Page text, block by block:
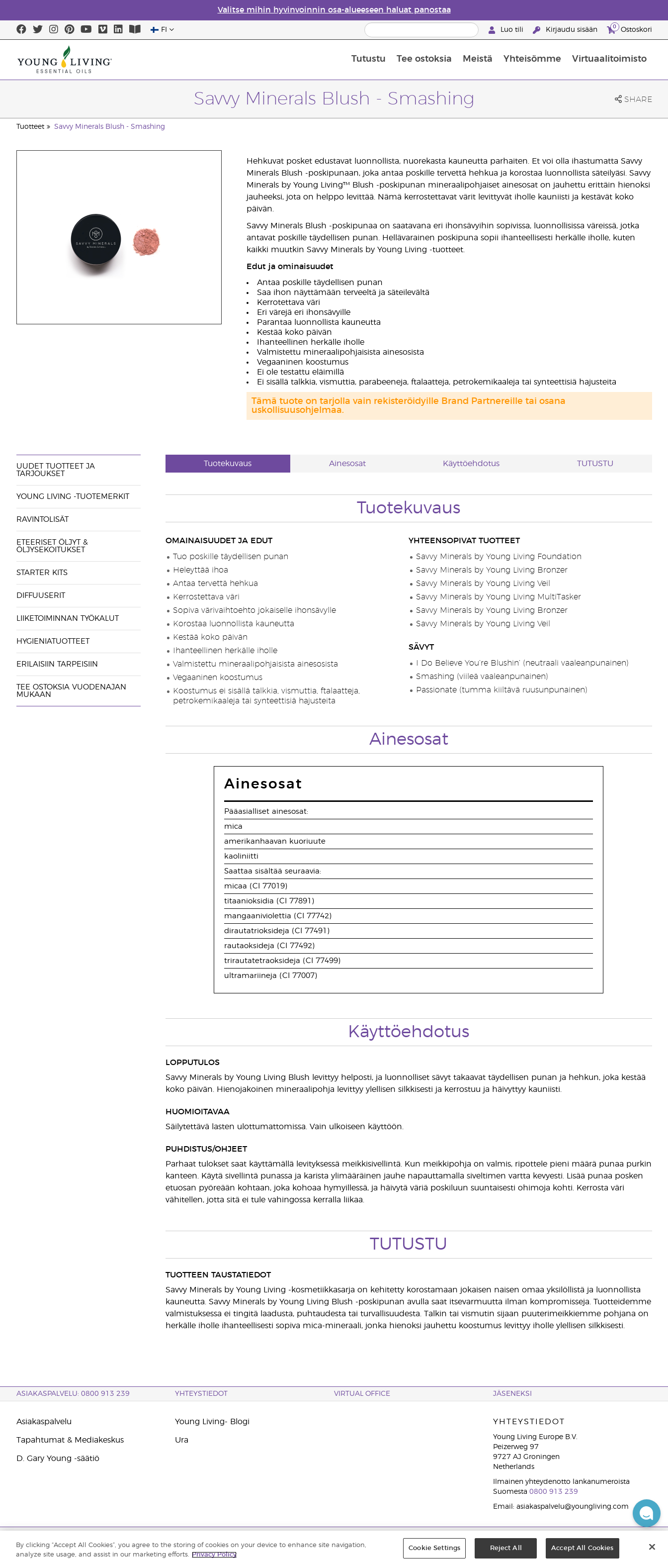
Valitse mihin hyvinvoinnin osa-alueeseen haluat panostaa
FI Luo tili Kirjaudu sisään 0 Ostoskori
Tutustu Tee ostoksia Meistä Yhteisömme Virtuaalitoimisto
Savvy Minerals Blush - Smashing SHARE
Tuotteet Savvy Minerals Blush - Smashing
Hehkuvat posket edustavat luonnollista, nuorekasta kauneutta parhaiten. Et voi olla ihastumatta Savvy
Minerals Blush -poskipunaan, joka antaa poskille tervettä hehkua ja korostaa luonnollista säteilyäsi. Savvy
Minerals by Young Living™ Blush -poskipunan mineraalipohjaiset ainesosat on jauhettu erittäin hienoksi
jauheeksi, jota on helppo levittää. Nämä kerrostettavat värit levittyvät iholle kauniisti ja kestävät koko
päivän.
Savvy Minerals Blush -poskipunaa on saatavana eri ihonsävyihin sopivissa, luonnollisissa väreissä, jotka
antavat poskille täydellisen punan. Hellävarainen poskipuna sopii ihanteellisesti herkälle iholle, kuten
kaikki muutkin Savvy Minerals by Young Living -tuotteet.
Edut ja ominaisuudet
Antaa poskille täydellisen punan
Saa ihon näyttämään terveeltä ja säteilevältä
Kerrotettava väri
Eri värejä eri ihonsävyille
Parantaa luonnollista kauneutta
Kestää koko päivän
Ihanteellinen herkälle iholle
Valmistettu mineraalipohjaisista ainesosista
Vegaaninen koostumus
Ei ole testattu eläimillä
Ei sisällä talkkia, vismuttia, parabeeneja, ftalaatteja, petrokemikaaleja tai synteettisiä hajusteita
Tämä tuote on tarjolla vain rekisteröidyille Brand Partnereille tai osana
uskollisuusohjelmaa.
UUDET TUOTTEET JA
TARJOUKSET
YOUNG LIVING -TUOTEMERKIT
RAVINTOLISÄT
ETEERISET ÖLJYT &
ÖLJYSEKOITUKSET
STARTER KITS
DIFFUUSERIT
LIIKETOIMINNAN TYÖKALUT
HYGIENIATUOTTEET
ERILAISIIN TARPEISIIN
TEE OSTOKSIA VUODENAJAN
MUKAAN
Tuotekuvaus Ainesosat Käyttöehdotus TUTUSTU
Tuotekuvaus
OMAINAISUUDET JA EDUT
Tuo poskille täydellisen punan
Heleyttää ihoa
Antaa tervettä hehkua
Kerrostettava väri
Sopiva värivaihtoehto jokaiselle ihonsävylle
Korostaa luonnollista kauneutta
Kestää koko päivän
Ihanteellinen herkälle iholle
Valmistettu mineraalipohjaisista ainesosista
Vegaaninen koostumus
Koostumus ei sisällä talkkia, vismuttia, ftalaatteja,
petrokemikaaleja tai synteettisiä hajusteita
YHTEENSOPIVAT TUOTTEET
Savvy Minerals by Young Living Foundation
Savvy Minerals by Young Living Bronzer
Savvy Minerals by Young Living Veil
Savvy Minerals by Young Living MultiTasker
Savvy Minerals by Young Living Bronzer
Savvy Minerals by Young Living Veil
SÄVYT
I Do Believe You’re Blushin’ (neutraali vaaleanpunainen)
Smashing (viileä vaaleanpunainen)
Passionate (tumma kiiltävä ruusunpunainen)
Ainesosat
Ainesosat
Pääasialliset ainesosat:
mica
amerikanhaavan kuoriuute
kaoliniitti
Saattaa sisältää seuraavia:
micaa (CI 77019)
titaanioksidia (CI 77891)
mangaaniviolettia (CI 77742)
dirautatrioksideja (CI 77491)
rautaoksideja (CI 77492)
trirautatetraoksideja (CI 77499)
ultramariineja (CI 77007)
Käyttöehdotus
LOPPUTULOS
Savvy Minerals by Young Living Blush levittyy helposti, ja luonnolliset sävyt takaavat täydellisen punan ja hehkun, joka kestää
koko päivän. Hienojakoinen mineraalipohja levittyy ylellisen silkkisesti ja kerrostuu ja häivyttyy kauniisti.
HUOMIOITAVAA
Säilytettävä lasten ulottumattomissa. Vain ulkoiseen käyttöön.
PUHDISTUS/OHJEET
Parhaat tulokset saat käyttämällä levityksessä meikkisivellintä. Kun meikkipohja on valmis, ripottele pieni määrä punaa purkin
kanteen. Käytä sivellintä punassa ja karista ylimääräinen jauhe napauttamalla siveltimen vartta kevyesti. Lisää punaa posken
etuosan pyöreään kohtaan, joka kohoaa hymyillessä, ja häivytä väriä poskiluun suuntaisesti ohimoja kohti. Kerrosta väri
vähitellen, jotta sitä ei tule vahingossa kerralla liikaa.
TUTUSTU
TUOTTEEN TAUSTATIEDOT
Savvy Minerals by Young Living -kosmetiikkasarja on kehitetty korostamaan jokaisen naisen omaa yksilöllistä ja luonnollista
kauneutta. Savvy Minerals by Young Living Blush -poskipunan avulla saat itsevarmuutta ilman kompromisseja. Tuotteidemme
valmistuksessa ei tingitä laadusta, puhtaudesta tai turvallisuudesta. Talkin tai vismutin sijaan puuterimeikkiemme pohjana on
herkälle iholle ihanteellisesti sopiva mica-mineraali, jonka hienoksi jauhettu koostumus levittyy iholle ylellisen silkkisesti.
ASIAKASPALVELU: 0800 913 239 YHTEYSTIEDOT VIRTUAL OFFICE JÄSENEKSI
Asiakaspalvelu
Tapahtumat & Mediakeskus
D. Gary Young -säätiö
Young Living- Blogi
Ura
YHTEYSTIEDOT
Young Living Europe B.V.
Peizerweg 97
9727 AJ Groningen
Netherlands
Ilmainen yhteydenotto lankanumeroista
Suomesta 0800 913 239
Email: asiakaspalvelu@youngliving.com
By clicking “Accept All Cookies”, you agree to the storing of cookies on your device to enhance site navigation,
analyze site usage, and assist in our marketing efforts.
Privacy Policy
Cookie Settings Reject All Accept All Cookies